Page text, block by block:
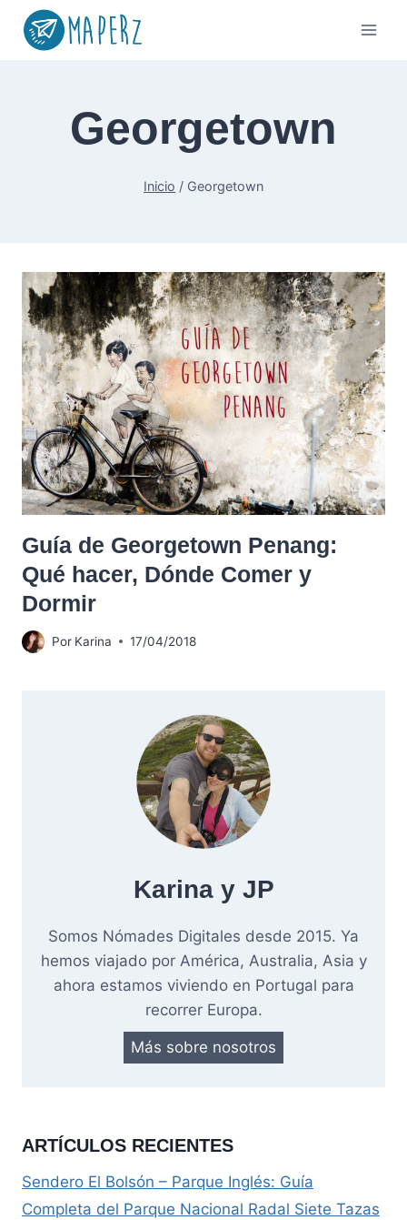
Saltar
Georgetown
Inicio / Georgetown
Guía de Georgetown Penang:
Qué hacer, Dónde Comer y
Dormir
Por Karina 17/04/2018
Karina y JP
Somos Nómades Digitales desde 2015. Ya
hemos viajado por América, Australia, Asia y
ahora estamos viviendo en Portugal para
recorrer Europa.
Más sobre nosotros
ARTÍCULOS RECIENTES
Sendero El Bolsón – Parque Inglés: Guía
Completa del Parque Nacional Radal Siete Tazas